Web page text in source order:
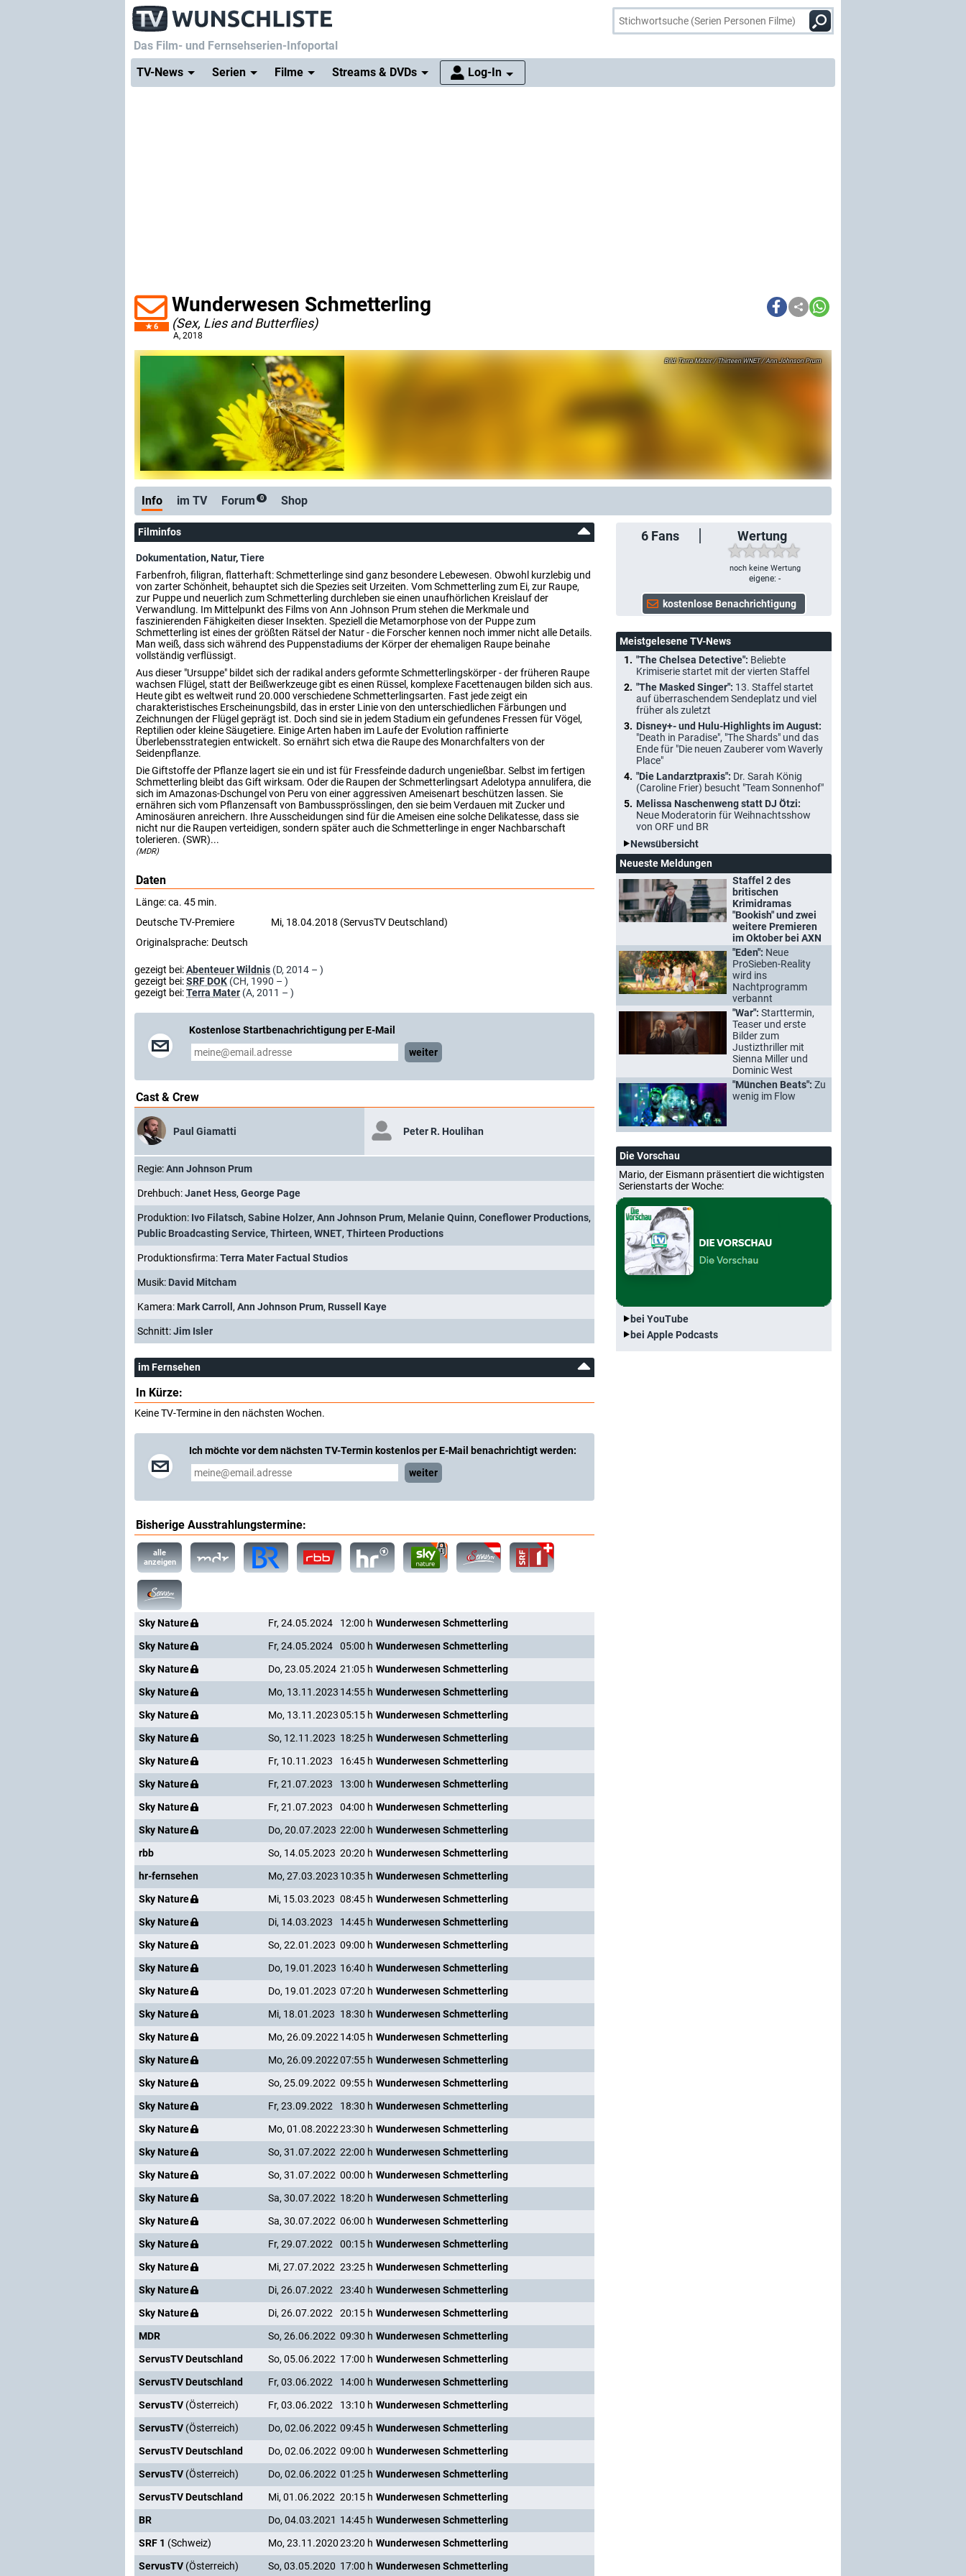
Das Film- und Fernsehserien-Infoportal
TV-News
Serien Filme Streams & DVDs Log-In
6
Wunderwesen Schmetterling
(Sex, Lies and Butterflies)
A, 2018
Terra Mater / Thirteen WNET / Ann Johnson Prum
Info im TV Forum 0 Shop
6 Fans Wertung
noch keine Wertung
eigene: -
Filminfos
Dokumentation,Natur,Tiere
Farbenfroh, filigran, flatterhaft: Schmetterlinge sind ganz besondere Lebewesen. Obwohl kurzlebig und
von zarter Schönheit, behauptet sich die Spezies seit Urzeiten. Vom Schmetterling zum Ei, zur Raupe,
zur Puppe und neuerlich zum Schmetterling durchleben sie einen unaufhörlichen Kreislauf der
Verwandlung. Im Mittelpunkt des Films von Ann Johnson Prum stehen die Merkmale und
faszinierenden Fähigkeiten dieser Insekten. Speziell die Metamorphose von der Puppe zum
Schmetterling ist eines der größten Rätsel der Natur - die Forscher kennen noch immer nicht alle Details.
Man weiß, dass sich während des Puppenstadiums der Körper der ehemaligen Raupe beinahe
vollständig verflüssigt.
Aus dieser "Ursuppe" bildet sich der radikal anders geformte Schmetterlingskörper - der früheren Raupe
wachsen Flügel, statt der Beißwerkzeuge gibt es einen Rüssel, komplexe Facettenaugen bilden sich aus.
Heute gibt es weltweit rund 20.000 verschiedene Schmetterlingsarten. Fast jede zeigt ein
charakteristisches Erscheinungsbild, das in erster Linie von den unterschiedlichen Färbungen und
Zeichnungen der Flügel geprägt ist. Doch sind sie in jedem Stadium ein gefundenes Fressen für Vögel,
Reptilien oder kleine Säugetiere. Einige Arten haben im Laufe der Evolution raffinierte
Überlebensstrategien entwickelt. So ernährt sich etwa die Raupe des Monarchfalters von der
Seidenpflanze.
Die Giftstoffe der Pflanze lagert sie ein und ist für Fressfeinde dadurch ungenießbar. Selbst im fertigen
Schmetterling bleibt das Gift wirksam. Oder die Raupen der Schmetterlingsart Adelotypa annulifera, die
sich im Amazonas-Dschungel von Peru von einer aggressiven Ameisenart beschützen lassen. Sie
ernähren sich vom Pflanzensaft von Bambussprösslingen, den sie beim Verdauen mit Zucker und
Aminosäuren anreichern. Ihre Ausscheidungen sind für die Ameisen eine solche Delikatesse, dass sie
nicht nur die Raupen verteidigen, sondern später auch die Schmetterlinge in enger Nachbarschaft
tolerieren. (SWR)...
(MDR)
Daten
Länge: ca. 45 min.
Deutsche TV-Premiere
Mi, 18.04.2018 (ServusTV Deutschland)
Originalsprache: Deutsch
gezeigt bei:Abenteuer Wildnis (D, 2014 – )
gezeigt bei:SRF DOK (CH, 1990 – )
gezeigt bei:Terra Mater (A, 2011 – )
Kostenlose Startbenachrichtigung per E-Mail
weiter
Cast & Crew
Paul Giamatti Peter R. Houlihan
Regie:Ann Johnson Prum
Drehbuch:Janet Hess, George Page
Produktion: Ivo Filatsch, Sabine Holzer, Ann Johnson Prum, Melanie Quinn, Coneflower Productions,
Public Broadcasting Service, Thirteen, WNET, Thirteen Productions
Produktionsfirma:Terra Mater Factual Studios
Musik: David Mitcham
Kamera: Mark Carroll , Ann Johnson Prum, Russell Kaye
Schnitt:Jim Isler
im Fernsehen
In Kürze:
Keine TV-Termine in den nächsten Wochen.
Ich möchte vor dem nächsten TV-Termin kostenlos per E-Mail benachrichtigt werden:
weiter
Bisherige Ausstrahlungstermine:
alle
anzeigen
Sky Nature Fr, 24.05.2024 12:00 h Wunderwesen Schmetterling
Sky Nature
Fr, 24.05.2024 05:00 h Wunderwesen Schmetterling
Sky Nature
Do, 23.05.2024 21:05 h Wunderwesen Schmetterling
Sky Nature
Mo, 13.11.2023 14:55 h Wunderwesen Schmetterling
Sky Nature
Mo, 13.11.202305:15 h Wunderwesen Schmetterling
Sky Nature
So, 12.11.2023 18:25 h Wunderwesen Schmetterling
Sky Nature
Fr, 10.11.2023 16:45 h Wunderwesen Schmetterling
Sky Nature
Fr, 21.07.2023 13:00 h Wunderwesen Schmetterling
Sky Nature
Fr, 21.07.2023 04:00 h Wunderwesen Schmetterling
Sky Nature
Do, 20.07.2023 22:00 h Wunderwesen Schmetterling
rbb
So, 14.05.2023 20:20 h Wunderwesen Schmetterling
hr-fernsehen
Mo, 27.03.2023 10:35 h Wunderwesen Schmetterling
Sky Nature
Mi, 15.03.2023 08:45 h Wunderwesen Schmetterling
Sky Nature
Di, 14.03.2023 14:45 h Wunderwesen Schmetterling
Sky Nature
So, 22.01.2023 09:00 h Wunderwesen Schmetterling
Sky Nature
Do, 19.01.2023 16:40 h Wunderwesen Schmetterling
Sky Nature
Do, 19.01.2023 07:20 h Wunderwesen Schmetterling
Sky Nature
Mi, 18.01.2023 18:30 h Wunderwesen Schmetterling
Sky Nature
Mo, 26.09.202214:05 h Wunderwesen Schmetterling
Sky Nature
Mo, 26.09.202207:55 h Wunderwesen Schmetterling
Sky Nature
So, 25.09.2022 09:55 h Wunderwesen Schmetterling
Sky Nature
Fr, 23.09.2022 18:30 h Wunderwesen Schmetterling
Sky Nature
Mo, 01.08.202223:30 h Wunderwesen Schmetterling
Sky Nature
So, 31.07.2022 22:00 h Wunderwesen Schmetterling
Sky Nature
So, 31.07.2022 00:00 h Wunderwesen Schmetterling
Sky Nature
Sa, 30.07.2022 18:20 h Wunderwesen Schmetterling
Sky Nature
Sa, 30.07.2022 06:00 h Wunderwesen Schmetterling
Sky Nature
Fr, 29.07.2022 00:15 h Wunderwesen Schmetterling
Sky Nature
Mi, 27.07.2022 23:25 h Wunderwesen Schmetterling
Sky Nature
Di, 26.07.2022 23:40 h Wunderwesen Schmetterling
Sky Nature
Di, 26.07.2022 20:15 h Wunderwesen Schmetterling
MDR
So, 26.06.2022 09:30 h Wunderwesen Schmetterling
ServusTV Deutschland
So, 05.06.2022 17:00 h Wunderwesen Schmetterling
ServusTV Deutschland
Fr, 03.06.2022 14:00 h Wunderwesen Schmetterling
ServusTV (Österreich) Fr, 03.06.2022 13:10 h Wunderwesen Schmetterling
ServusTV (Österreich) Do, 02.06.2022 09:45 h Wunderwesen Schmetterling
ServusTV Deutschland
Do, 02.06.2022 09:00 h Wunderwesen Schmetterling
ServusTV (Österreich) Do, 02.06.2022 01:25 h Wunderwesen Schmetterling
ServusTV Deutschland
Mi, 01.06.2022 20:15 h Wunderwesen Schmetterling
BR
Do, 04.03.2021 14:45 h Wunderwesen Schmetterling
SRF 1 (Schweiz) Mo, 23.11.202023:20 h Wunderwesen Schmetterling
ServusTV (Österreich) So, 03.05.2020 17:00 h Wunderwesen Schmetterling
Meistgelesene TV-News
"The Chelsea Detective": Beliebte
Krimiserie startet mit der vierten Staffel
"The Masked Singer": 13. Staffel startet
auf überraschendem Sendeplatz und viel
früher als zuletzt
Disney+- und Hulu-Highlights im August:
"Death in Paradise", "The Shards" und das
Ende für "Die neuen Zauberer vom Waverly
Place"
"Die Landarztpraxis": Dr. Sarah König
(Caroline Frier) besucht "Team Sonnenhof"
Melissa Naschenweng statt DJ Ötzi:
Neue Moderatorin für Weihnachtsshow
von ORF und BR
Newsübersicht
Neueste Meldungen
Staffel 2 des
britischen
Krimidramas
"Bookish" und zwei
weitere Premieren
im Oktober bei AXN
"Eden": Neue
ProSieben-Reality
wird ins
Nachtprogramm
verbannt
"War": Starttermin,
Teaser und erste
Bilder zum
Justizthriller mit
Sienna Miller und
Dominic West
"München Beats": Zu
wenig im Flow
Die Vorschau
Mario, der Eismann präsentiert die wichtigsten
Serienstarts der Woche:
bei YouTube
bei Apple Podcasts